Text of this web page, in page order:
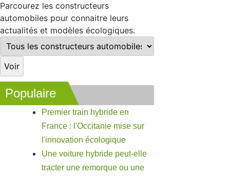
Parcourez les constructeurs
automobiles pour connaitre leurs
actualités et modèles écologiques.
Populaire
Premier train hybride en
France : l'Occitanie mise sur
l'innovation écologique
Une voiture hybride peut-elle
tracter une remorque ou une